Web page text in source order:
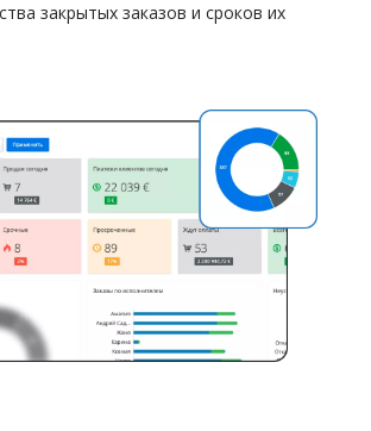
закрытых заказов и сроков их